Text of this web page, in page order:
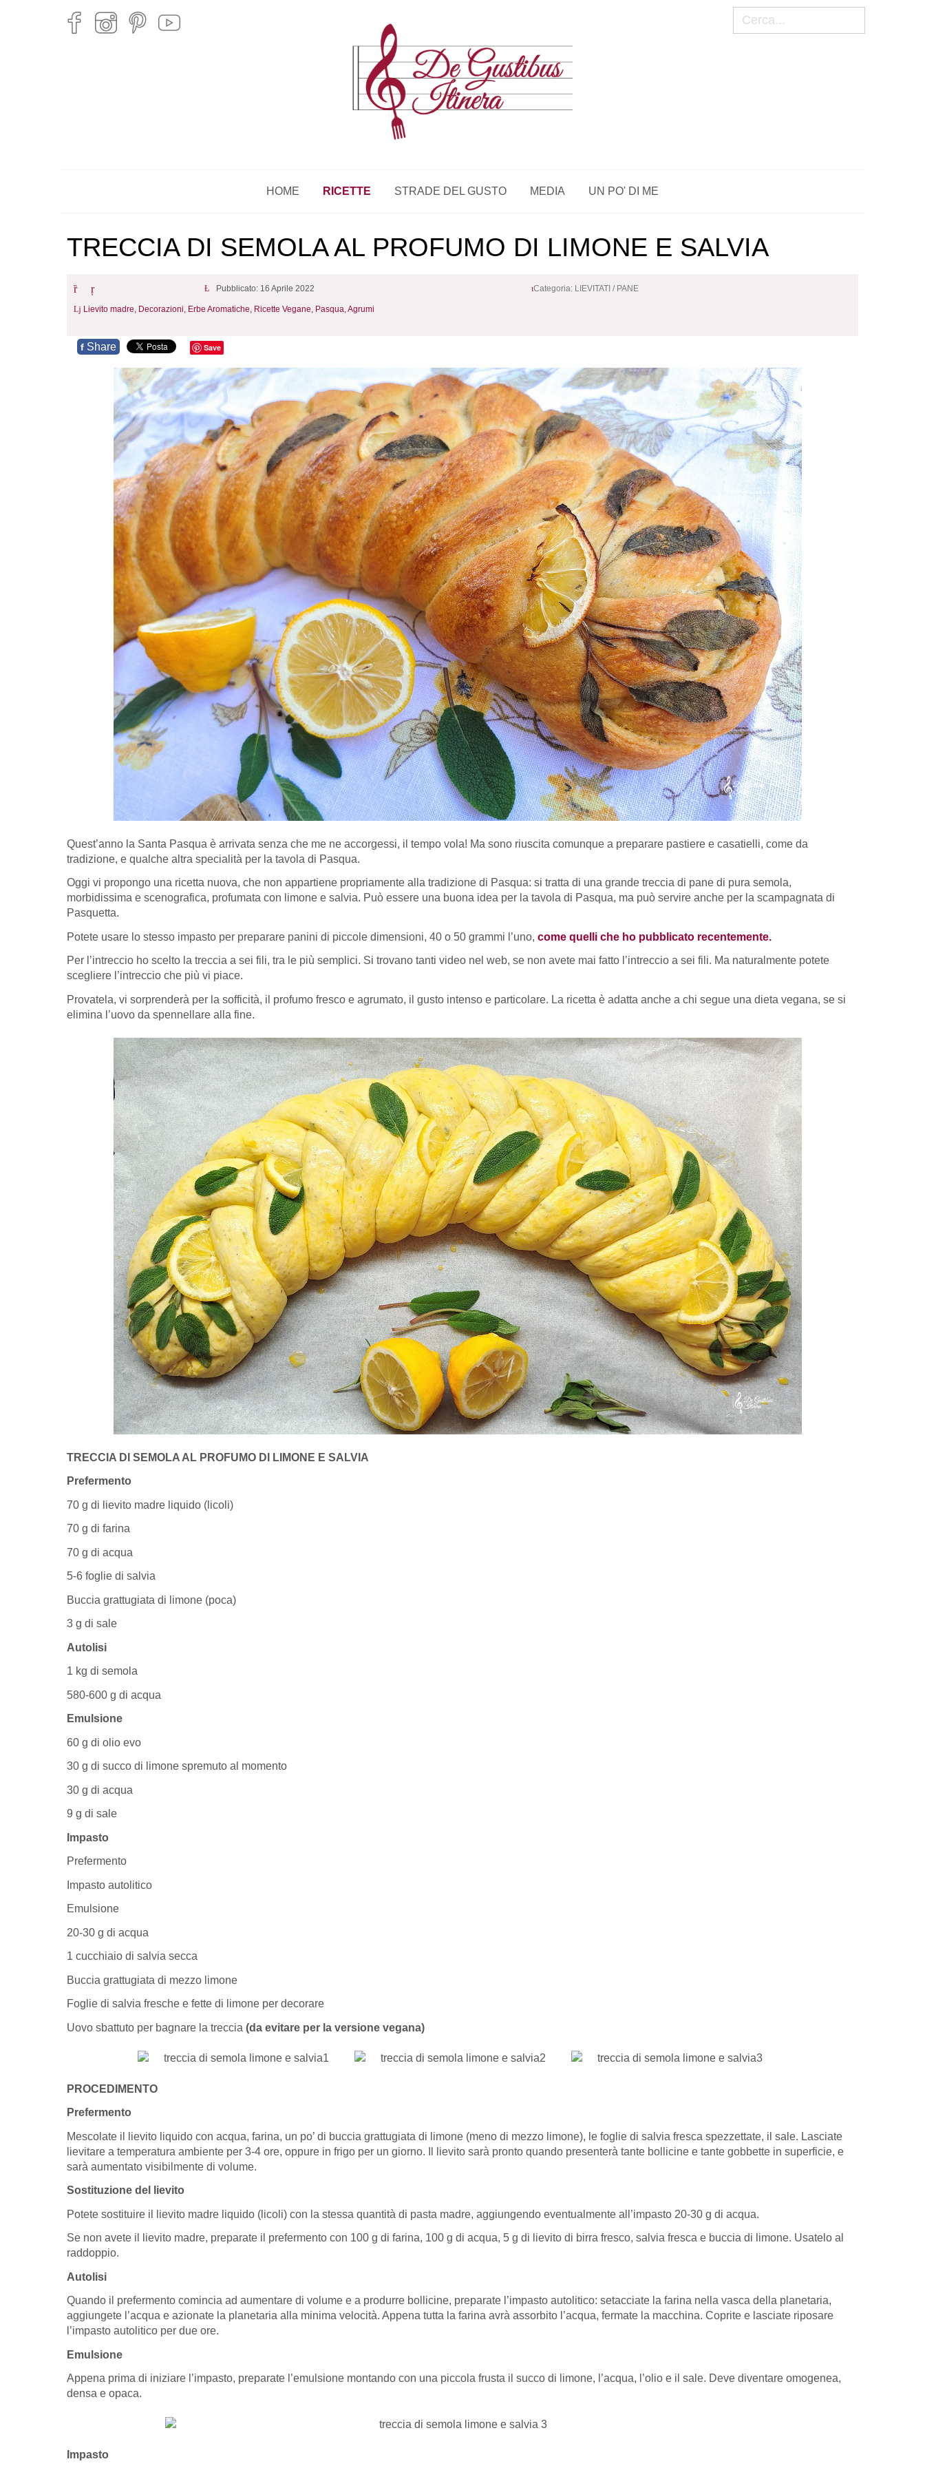
HOME RICETTE STRADE DEL GUSTO MEDIA UN PO' DI ME
TRECCIA DI SEMOLA AL PROFUMO DI LIMONE E SALVIA
Pubblicato: 16 Aprile 2022 Categoria: LIEVITATI / PANE
Lievito madre, Decorazioni, Erbe Aromatiche, Ricette Vegane, Pasqua,Agrumi
f Share Save
Quest’anno la Santa Pasqua è arrivata senza che me ne accorgessi, il tempo vola! Ma sono riuscita comunque a preparare pastiere e casatielli, come da
tradizione, e qualche altra specialità per la tavola di Pasqua.
Oggi vi propongo una ricetta nuova, che non appartiene propriamente alla tradizione di Pasqua: si tratta di una grande treccia di pane di pura semola,
morbidissima e scenografica, profumata con limone e salvia. Può essere una buona idea per la tavola di Pasqua, ma può servire anche per la scampagnata di
Pasquetta.
Potete usare lo stesso impasto per preparare panini di piccole dimensioni, 40 o 50 grammi l’uno, come quelli che ho pubblicato recentemente.
Per l’intreccio ho scelto la treccia a sei fili, tra le più semplici. Si trovano tanti video nel web, se non avete mai fatto l’intreccio a sei fili. Ma naturalmente potete
scegliere l’intreccio che più vi piace.
Provatela, vi sorprenderà per la sofficità, il profumo fresco e agrumato, il gusto intenso e particolare. La ricetta è adatta anche a chi segue una dieta vegana, se si
elimina l’uovo da spennellare alla fine.
TRECCIA DI SEMOLA AL PROFUMO DI LIMONE E SALVIA
Prefermento
70 g di lievito madre liquido (licoli)
70 g di farina
70 g di acqua
5-6 foglie di salvia
Buccia grattugiata di limone (poca)
3 g di sale
Autolisi
1 kg di semola
580-600 g di acqua
Emulsione
60 g di olio evo
30 g di succo di limone spremuto al momento
30 g di acqua
9 g di sale
Impasto
Prefermento
Impasto autolitico
Emulsione
20-30 g di acqua
1 cucchiaio di salvia secca
Buccia grattugiata di mezzo limone
Foglie di salvia fresche e fette di limone per decorare
Uovo sbattuto per bagnare la treccia (da evitare per la versione vegana)
PROCEDIMENTO
Prefermento
Mescolate il lievito liquido con acqua, farina, un po’ di buccia grattugiata di limone (meno di mezzo limone), le foglie di salvia fresca spezzettate, il sale. Lasciate
lievitare a temperatura ambiente per 3-4 ore, oppure in frigo per un giorno. Il lievito sarà pronto quando presenterà tante bollicine e tante gobbette in superficie, e
sarà aumentato visibilmente di volume.
Sostituzione del lievito
Potete sostituire il lievito madre liquido (licoli) con la stessa quantità di pasta madre, aggiungendo eventualmente all’impasto 20-30 g di acqua.
Se non avete il lievito madre, preparate il prefermento con 100 g di farina, 100 g di acqua, 5 g di lievito di birra fresco, salvia fresca e buccia di limone. Usatelo al
raddoppio.
Autolisi
Quando il prefermento comincia ad aumentare di volume e a produrre bollicine, preparate l’impasto autolitico: setacciate la farina nella vasca della planetaria,
aggiungete l’acqua e azionate la planetaria alla minima velocità. Appena tutta la farina avrà assorbito l’acqua, fermate la macchina. Coprite e lasciate riposare
l’impasto autolitico per due ore.
Emulsione
Appena prima di iniziare l’impasto, preparate l’emulsione montando con una piccola frusta il succo di limone, l’acqua, l’olio e il sale. Deve diventare omogenea,
densa e opaca.
Impasto